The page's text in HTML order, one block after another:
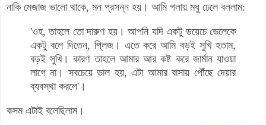
নাকি মেজাজ ভালো থাকে, মন প্রসন্ন হয়। আমি গলায় মধু ঢেলে বললাম:
'ওহ, তাহলে তো দারুণ হয়। আপনি যদি একটু ডয়েচে ভেলেকে
একটু বলে দিতেন, প্লিজ। এতে করে আমি বড়ই সুখি হতাম,
বড়ই সুখি। কারণ তাহলে আমার আর কষ্ট করে জার্মান যাওয়া
লাগে না। সবচেয়ে ভাল হয়, এটা আমার বাসায় পৌঁছে দেয়ার
ব্যবস্থা করলে'।
কসম এটাই বলেছিলাম।